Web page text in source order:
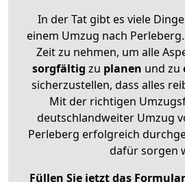
In der Tat gibt es viele
einem Umzug nach
Zeit zu nehmen, um alle
sorgfältig zu planen und zu
sicherzustellen, dass alles
Mit der richtigen
deutschlandweiter Umzug
Perleberg erfolgreich
dafür sorgen
Füllen Sie jetzt das